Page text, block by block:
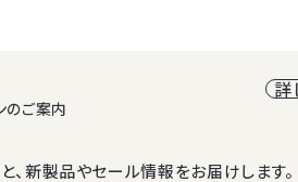
のご案内
詳
、新製品やセール情報をお届けします。